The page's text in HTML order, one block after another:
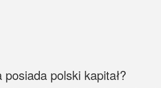
polski kapitał?